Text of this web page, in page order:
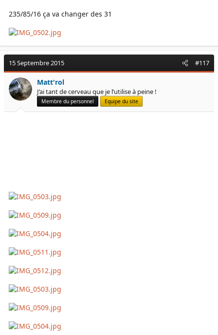
235/85/16 ça va changer des 31
15 Septembre 2015 #117
Matt'rol
J’ai tant de cerveau que je l’utilise à peine !
Membre du personnel Equipe du site